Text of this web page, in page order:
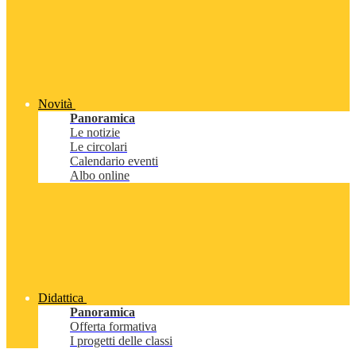
Novità
Panoramica
Le notizie
Le circolari
Calendario eventi
Albo online
Didattica
Panoramica
Offerta formativa
I progetti delle classi